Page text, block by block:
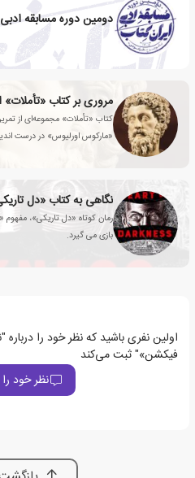
دومین دوره مسابقه
مروری بر کتاب
کتاب «تأملات» مجموعه‌ای از
«مارکوس اورلیوس» در درست
نگاهی به کتاب «دل
رمان کوتاه «دل تاریکی»، مفهوم
بازی می گیرد.
اولین نفری باشید که نظر خود را
فیکشن»" ثبت می‌کند
نظر خود